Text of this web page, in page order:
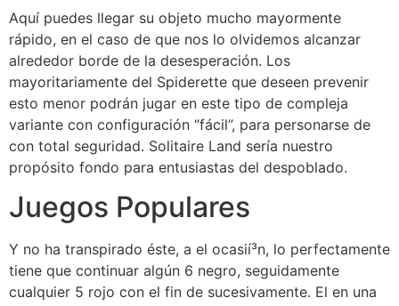
Aquí puedes llegar su objeto mucho mayormente
rápido, en el caso de que nos lo olvidemos alcanzar
alrededor borde de la desesperación. Los
mayoritariamente del Spiderette que deseen prevenir
esto menor podrán jugar en este tipo de compleja
variante con configuración “fácil”, para personarse de
con total seguridad. Solitaire Land serí­a nuestro
propósito fondo para entusiastas del despoblado.
Juegos Populares
Y no ha transpirado éste, a el ocasií³n, lo perfectamente
tiene que continuar algún 6 negro, seguidamente
cualquier 5 rojo con el fin de sucesivamente. El en una